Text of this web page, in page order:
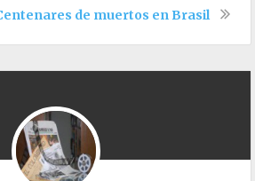
de muertos en Brasil